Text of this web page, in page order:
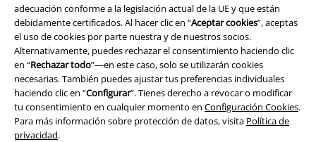
adecuación conforme a la legislación actual de la UE y que están
debidamente certificados. Al hacer clic en “Aceptar cookies”, aceptas
el uso de cookies por parte nuestra y de nuestros socios.
Alternativamente, puedes rechazar el consentimiento haciendo clic
en “Rechazar todo”—en este caso, solo se utilizarán cookies
necesarias. También puedes ajustar tus preferencias individuales
haciendo clic en “Configurar”. Tienes derecho a revocar o modificar
tu consentimiento en cualquier momento en Configuración Cookies.
Para más información sobre protección de datos, visita Política de
privacidad.
Aviso Legal
Ley protección de datos
Eliminación de residuos y protección del medioambiente
Declaración de Conformidad